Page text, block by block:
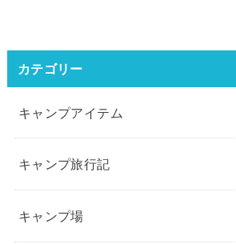
カテゴリー
キャンプアイテム
キャンプ旅行記
キャンプ場